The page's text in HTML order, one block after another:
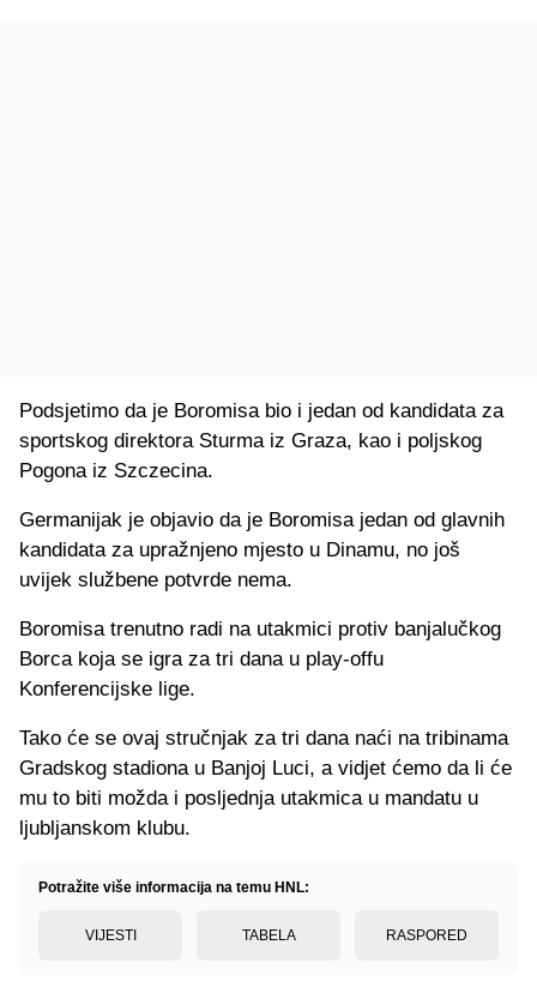
Podsjetimo da je Boromisa bio i jedan od kandidata za
sportskog direktora Sturma iz Graza, kao i poljskog
Pogona iz Szczecina.
Germanijak je objavio da je Boromisa jedan od glavnih
kandidata za upražnjeno mjesto u Dinamu, no još
uvijek službene potvrde nema.
Boromisa trenutno radi na utakmici protiv banjalučkog
Borca koja se igra za tri dana u play-offu
Konferencijske lige.
Tako će se ovaj stručnjak za tri dana naći na tribinama
Gradskog stadiona u Banjoj Luci, a vidjet ćemo da li će
mu to biti možda i posljednja utakmica u mandatu u
ljubljanskom klubu.
Potražite više informacija na temu HNL:
VIJESTI TABELA RASPORED